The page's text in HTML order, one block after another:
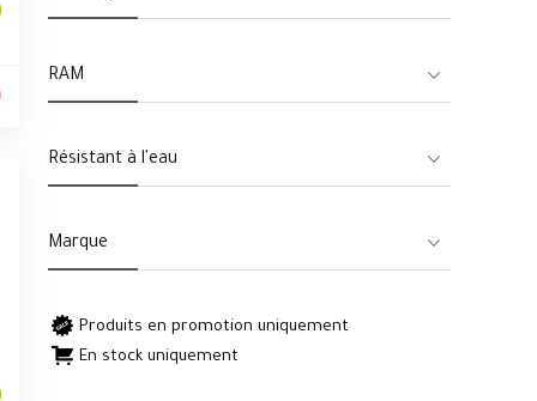
RAM
Résistant à l'eau
Marque
Produits en promotion uniquement
En stock uniquement